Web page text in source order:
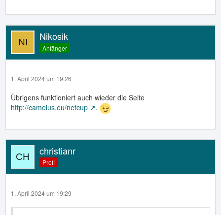
Nikosik
Anfänger
1. April 2024 um 19:26
Übrigens funktioniert auch wieder die Seite
http://camelus.eu/netcup
.
christianr
Profi
1. April 2024 um 19:29